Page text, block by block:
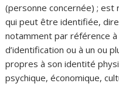
(personne concernée) ;
qui peut être identifiée,
notamment par référence à
d’identification ou à un ou
propres à son identité
psychique, économique,